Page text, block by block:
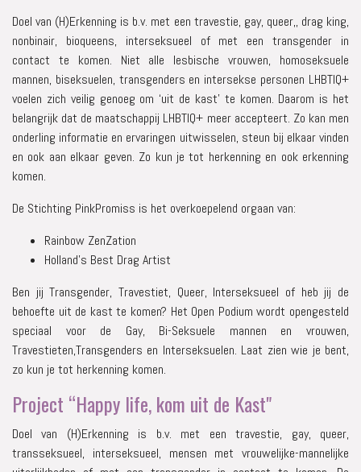
Doel van (H)Erkenning is b.v. met een travestie, gay, queer,, drag king,
nonbinair, bioqueens, interseksueel of met een transgender in
contact te komen. Niet alle lesbische vrouwen, homoseksuele
mannen, biseksuelen, transgenders en intersekse personen LHBTIQ+
voelen zich veilig genoeg om ‘uit de kast’ te komen. Daarom is het
belangrijk dat de maatschappij LHBTIQ+ meer accepteert. Zo kan men
onderling informatie en ervaringen uitwisselen, steun bij elkaar vinden
en ook aan elkaar geven. Zo kun je tot herkenning en ook erkenning
komen.
De Stichting PinkPromiss is het overkoepelend orgaan van:
Rainbow ZenZation
Holland’s Best Drag Artist
Ben jij Transgender, Travestiet, Queer, Interseksueel of heb jij de
behoefte uit de kast te komen? Het Open Podium wordt opengesteld
speciaal voor de Gay, Bi-Seksuele mannen en vrouwen,
Travestieten,Transgenders en Interseksuelen. Laat zien wie je bent,
zo kun je tot herkenning komen.
Project “Happy life, kom uit de Kast"
Doel van (H)Erkenning is b.v. met een travestie, gay, queer,
transseksueel, interseksueel, mensen met vrouwelijke-mannelijke